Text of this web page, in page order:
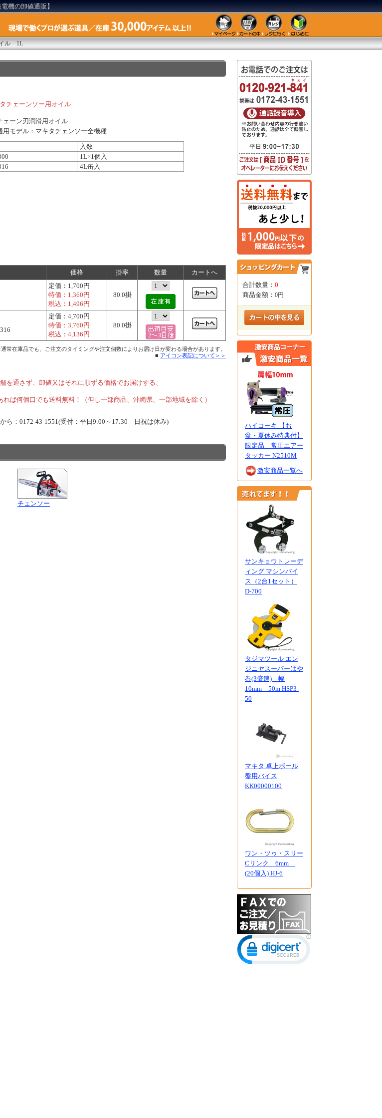
機の卸値通販】
ル 1L
チェーンソー用オイル
ェーン刃潤滑用オイル
用モデル：マキタチェンソー全機種
入数
1L×1個入
4L缶入
価格 掛率 数量 カートへ
定価： 1,700円
特価： 1,360円
税込： 1,496円
80.0掛
定価： 4,700円
特価： 3,760円
税込： 4,136円
80.0掛
常在庫品でも、ご注文のタイミングや注文個数によりお届け日が変わる場合があります。
■ アイコン表記について＞＞
を通さず、卸値又はそれに順ずる価格でお届けする、
ば何個口でも送料無料！（但し一部商品、沖縄県、一部地域を除く）
ら：0172-43-1551(受付：平日9:00～17:30 日祝は休み)
チェンソー
合計数量： 0
商品金額： 0円
ハイコーキ 【お
盆・夏休み特典付】
限定品 常圧エアー
タッカー N2510M
激安商品一覧へ
サンキョウトレーデ
ィング マシンバイ
ス（2台1セット）
D-700
タジマツール エン
ジニヤスーパーはや
巻(3倍速) 幅
10mm 50m HSP3-
50
マキタ 卓上ボール
盤用バイス
KK00000100
ワン・ツゥ・スリー
Cリンク 6mm
(20個入) HJ-6